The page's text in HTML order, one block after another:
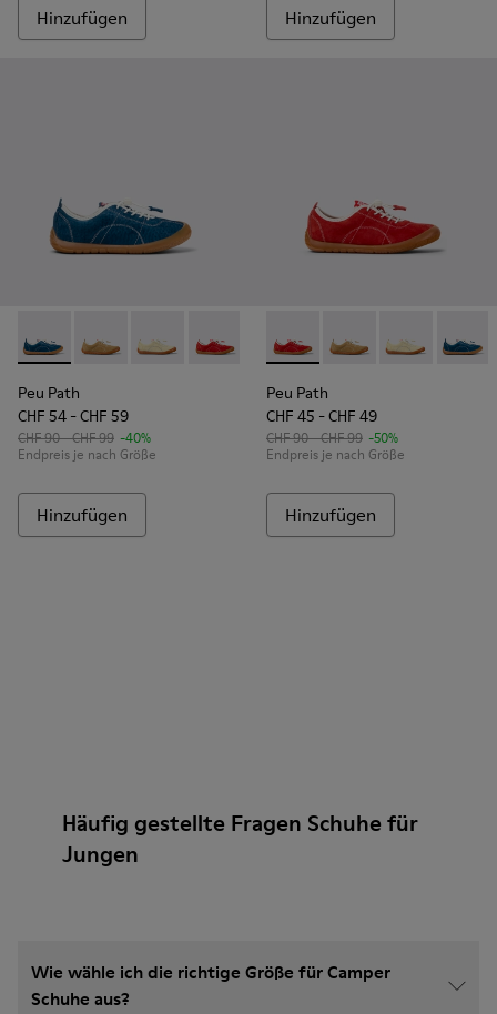
Hinzufügen Hinzufügen
Peu Path - K800694-002 - Blaue Nubukleder-Sneaker für
Peu Path - K800694-004 - Braune Sneaker aus
Peu Path - K800694-003 - Gelbe Sneaker
Peu Path - K800694-001 - Rote
Peu Path
CHF 54 - CHF 59
CHF 90 - CHF 99 -40%
Endpreis je nach Größe
Hinzufügen
Peu Path - K800694-001 -
Peu Path -Peu Path -
Peu
Peu Path
CHF 45 - CHF 49
CHF 90 - CHF 99 -50%
Endpreis je nach Größe
Hinzufügen
Häufig gestellte Fragen Schuhe für
Jungen
Wie wähle ich die richtige Größe für Camper
Schuhe aus?